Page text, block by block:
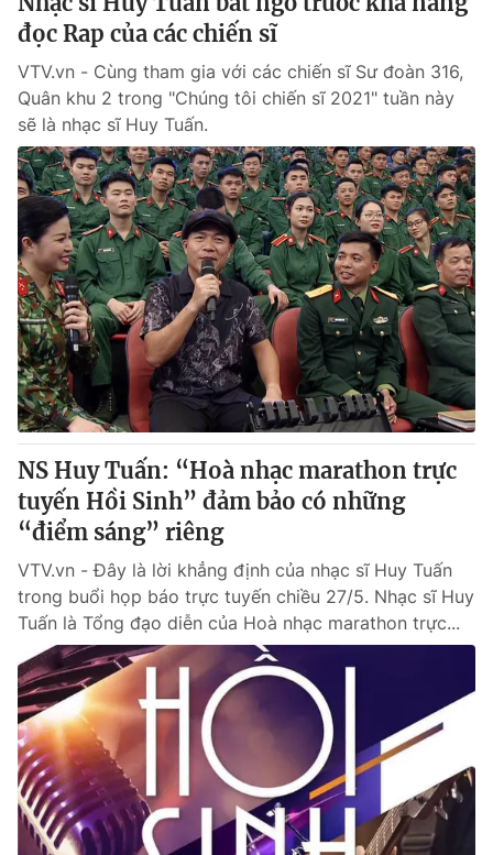
đọc Rap của các chiến sĩ
VTV.vn - Cùng tham gia với các chiến sĩ Sư đoàn 316,
Quân khu 2 trong "Chúng tôi chiến sĩ 2021" tuần này
sẽ là nhạc sĩ Huy Tuấn.
NS Huy Tuấn: “Hoà nhạc marathon trực
tuyến Hồi Sinh” đảm bảo có những
“điểm sáng” riêng
VTV.vn - Đây là lời khẳng định của nhạc sĩ Huy Tuấn
trong buổi họp báo trực tuyến chiều 27/5. Nhạc sĩ Huy
Tuấn là Tổng đạo diễn của Hoà nhạc marathon trực...